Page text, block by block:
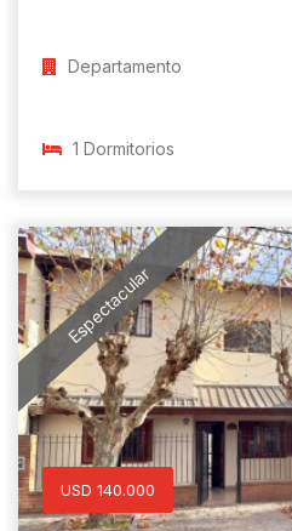
Departamento
1 Dormitorios
Espectacular
USD 140.000